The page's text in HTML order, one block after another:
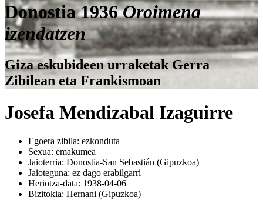
Donostia 1936Oroimena
izendatzen
Giza eskubideen urraketak Gerra
Zibilean eta Frankismoan
Josefa Mendizabal Izaguirre
Egoera zibila: ezkonduta
Sexua: emakumea
Jaioterria: Donostia-San Sebastián (Gipuzkoa)
Jaioteguna: ez dago erabilgarri
Heriotza-data: 1938-04-06
Bizitokia: Hernani (Gipuzkoa)